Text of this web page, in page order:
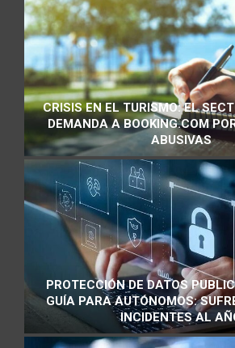
CRISIS EN EL TURISMO: EL
DEMANDA A BOOKING.COM
ABUSIVAS
PROTECCIÓN DE DATOS
GUÍA PARA AUTÓNOMOS:
INCIDENTES AL